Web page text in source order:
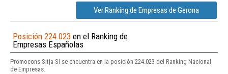
Ver Ranking de Empresas de Gerona
Posición 224.023 en el Ranking de
Empresas Españolas
Promocons Sitja Sl se encuentra en la posición 224.023 del Ranking Nacional
de Empresas.